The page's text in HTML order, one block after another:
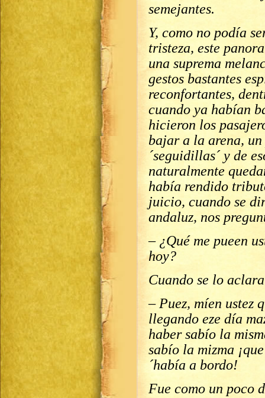
semejantes.
Y, como no podía
tristeza, este
una suprema
gestos bastantes
reconfortantes,
cuando ya habían
hicieron los
bajar a la arena,
´seguidillas´ y de
naturalmente
había rendido
juicio, cuando se
andaluz, nos
– ¿Qué me pueen
hoy?
Cuando se lo
– Puez, míen ustez
llegando eze día
haber sabío la
sabío la mizma
´había a bordo!
Fue como un poco